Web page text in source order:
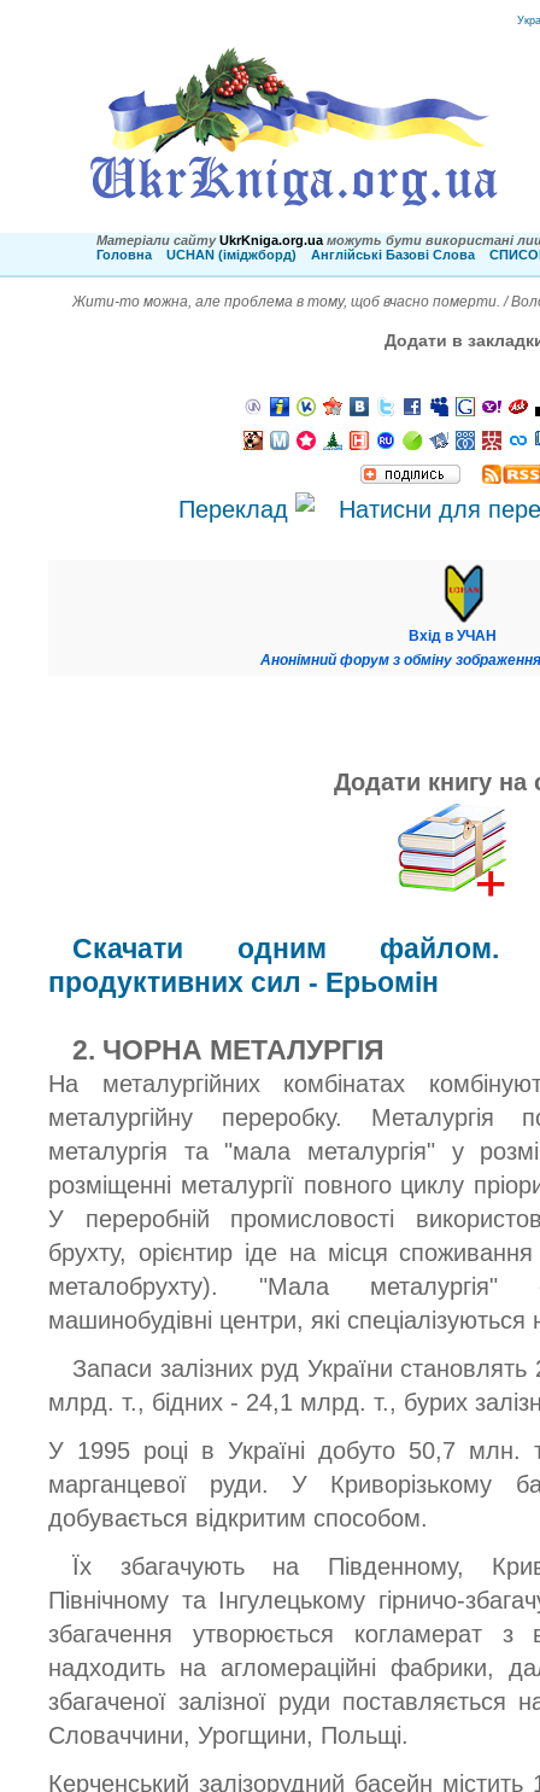
Матеріали сайту UkrKniga.org.ua можуть бути використані
Головна
UCHAN (іміджборд) Англійські Базові Слова
Жити-то можна, але проблема в тому, щоб вчасно померти. /
Додати в
Переклад
Вхід в УЧАН
Анонімний форум з обміну
Додати книгу на
Скачати одним файлом.
продуктивних сил - Ерьомін
2. ЧОРНА МЕТАЛУРГІЯ
На металургійних комбінатах
металургійну переробку. Металургія
металургія та "мала металургія" у
розміщенні металургії повного циклу
У переробній промисловості
брухту, орієнтир іде на місця
металобрухту). "Мала металургія"
машинобудівні центри, які спеціалізуються
Запаси залізних руд України
млрд. т., бідних - 24,1 млрд. т., бурих
У 1995 році в Україні добуто 50,7 млн.
марганцевої руди. У Криворізькому
добувається відкритим способом.
Їх збагачують на Південному,
Північному та Інгулецькому гірничо-
збагачення утворюється когламерат з
надходить на агломераційні фабрики,
збагаченої залізної руди поставляється
Словаччини, Урогщини, Польщі.
Керченський залізорудний басейн